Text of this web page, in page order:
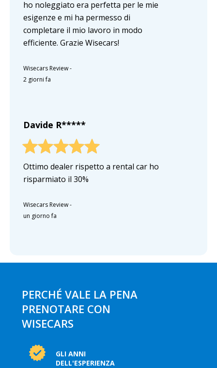
ho noleggiato era perfetta per le mie
esigenze e mi ha permesso di
completare il mio lavoro in modo
efficiente. Grazie Wisecars!
Wisecars Review-
2 giorni fa
Davide R*****
Ottimo dealer rispetto a rental car ho
risparmiato il 30%
Wisecars Review-
un giorno fa
PERCHÉ VALE LA PENA
PRENOTARE CON
WISECARS
GLI ANNI
DELL'ESPERIENZA